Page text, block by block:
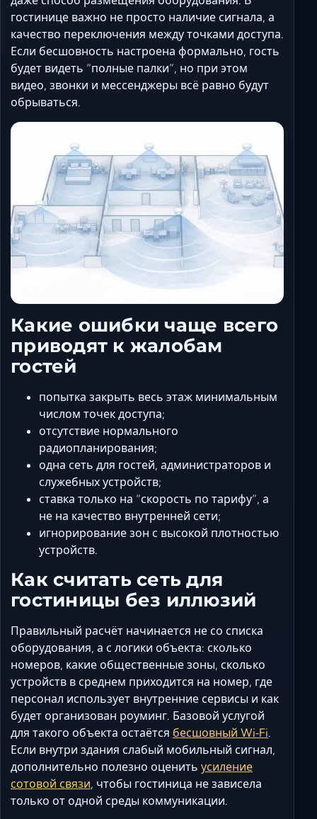
гостинице важно не просто наличие сигнала, а
качество переключения между точками доступа.
Если бесшовность настроена формально, гость
будет видеть “полные палки”, но при этом
видео, звонки и мессенджеры всё равно будут
обрываться.
Какие ошибки чаще всего
приводят к жалобам
гостей
попытка закрыть весь этаж минимальным
числом точек доступа;
отсутствие нормального
радиопланирования;
одна сеть для гостей, администраторов и
служебных устройств;
ставка только на “скорость по тарифу”, а
не на качество внутренней сети;
игнорирование зон с высокой плотностью
устройств.
Как считать сеть для
гостиницы без иллюзий
Правильный расчёт начинается не со списка
оборудования, а с логики объекта: сколько
номеров, какие общественные зоны, сколько
устройств в среднем приходится на номер, где
персонал использует внутренние сервисы и как
будет организован роуминг. Базовой услугой
для такого объекта остаётся бесшовный Wi‑Fi.
Если внутри здания слабый мобильный сигнал,
дополнительно полезно оценить усиление
сотовой связи, чтобы гостиница не зависела
только от одной среды коммуникации.